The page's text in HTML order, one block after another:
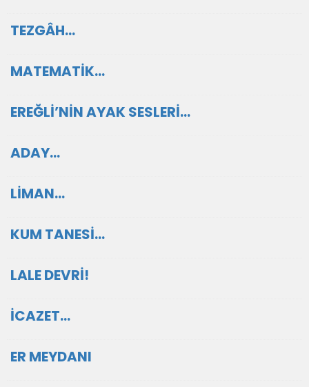
TEZGÂH…
MATEMATİK…
EREĞLİ’NİN AYAK SESLERİ…
ADAY…
LİMAN…
KUM TANESİ…
LALE DEVRİ!
İCAZET…
ER MEYDANI